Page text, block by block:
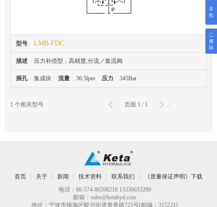
型号 LMB-FDC
描述 压力补偿型，高精度,分流／集流阀
插孔 集成块 流量 36.5lpm 压力 345Bar
1 个相关型号 页面 1 / 1 到第
首页 关于 新闻 技术资料 联系我们
《质量保证声明》下载
电话：86-574-86598218 13336633200
邮箱： sales@ketahyd.com
地址：宁波市镇海区蛟川街道青青路725号[邮编：315221]